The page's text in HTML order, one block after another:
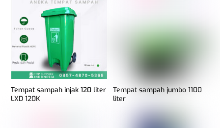
Tempat sampah injak 120 liter
LXD 120K
Tempat sampah jumbo 1100
liter